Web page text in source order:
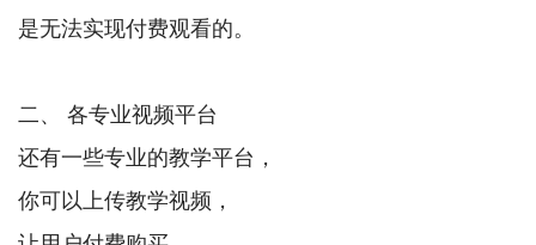
是无法实现付费观看的。
二、 各专业视频平台
还有一些专业的教学平台，
你可以上传教学视频，